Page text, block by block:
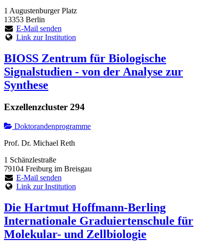
1 Augustenburger Platz
13353 Berlin
E-Mail senden
Link zur Institution
BIOSS Zentrum für Biologische
Signalstudien - von der Analyse zur
Synthese
Exzellenzcluster 294
Doktorandenprogramme
Prof. Dr. Michael Reth
1 Schänzlestraße
79104 Freiburg im Breisgau
E-Mail senden
Link zur Institution
Die Hartmut Hoffmann-Berling
Internationale Graduiertenschule für
Molekular- und Zellbiologie